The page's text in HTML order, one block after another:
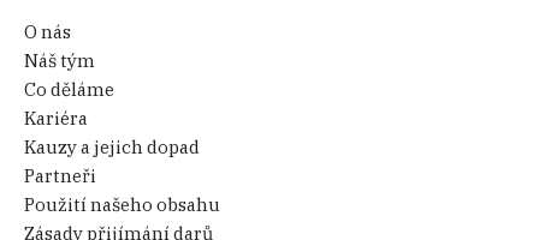
O nás
Náš tým
Co děláme
Kariéra
Kauzy a jejich dopad
Partneři
Použití našeho obsahu
Zásady přijímání darů